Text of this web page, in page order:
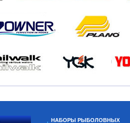
НАБОРЫ РЫБОЛОВНЫХ